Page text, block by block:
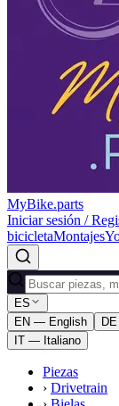
MyBike.parts
Iniciar sesión /
bicicletaMontajes
ES
EN — English
IT — Italiano
Piezas
› Drivetrain